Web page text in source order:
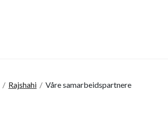
/ Rajshahi / Våre samarbeidspartnere